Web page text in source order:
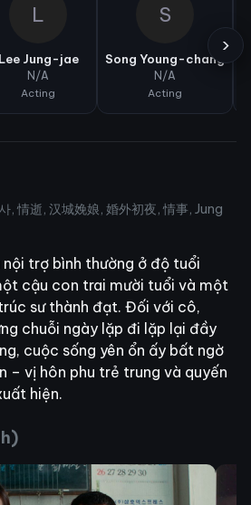
L
Lee Jung-jae
N/A
Acting
S
Song Young-chang
N/A
Acting
›
, 情逝, 汉城娩娘, 婚外初夜, 情事, Jung
trợ bình thường ở độ tuổi
cậu con trai mười tuổi và một
sư thành đạt. Đối với cô,
chuỗi ngày lặp đi lặp lại đầy
cuộc sống yên ổn ấy bất ngờ
– vị hôn phu trẻ trung và quyến
hiện.